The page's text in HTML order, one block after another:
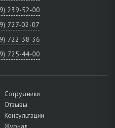
239-52-00
727-02-07
722-38-36
725-44-00
Сотрудники
Отзывы
Консультации
Журнал